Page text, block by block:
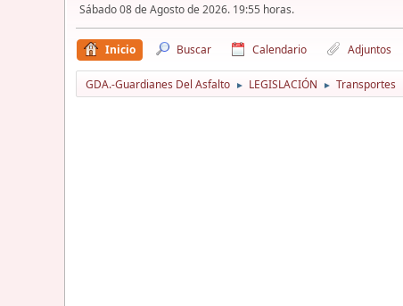
Sábado 08 de Agosto de 2026. 19:55 horas.
Inicio Buscar Calendario Adjuntos
GDA.-Guardianes Del Asfalto ► LEGISLACIÓN ► Transportes